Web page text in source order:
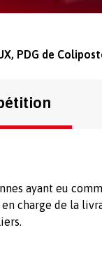
PDG de
ayant eu
charge de la